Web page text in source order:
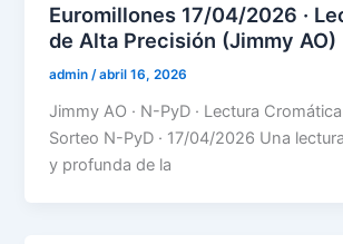
Euromillones 17/04/2026 ·
de Alta Precisión (Jimmy AO)
admin /abril 16, 2026
Jimmy AO · N-PyD · Lectura
Sorteo N-PyD · 17/04/2026 Una
y profunda de la